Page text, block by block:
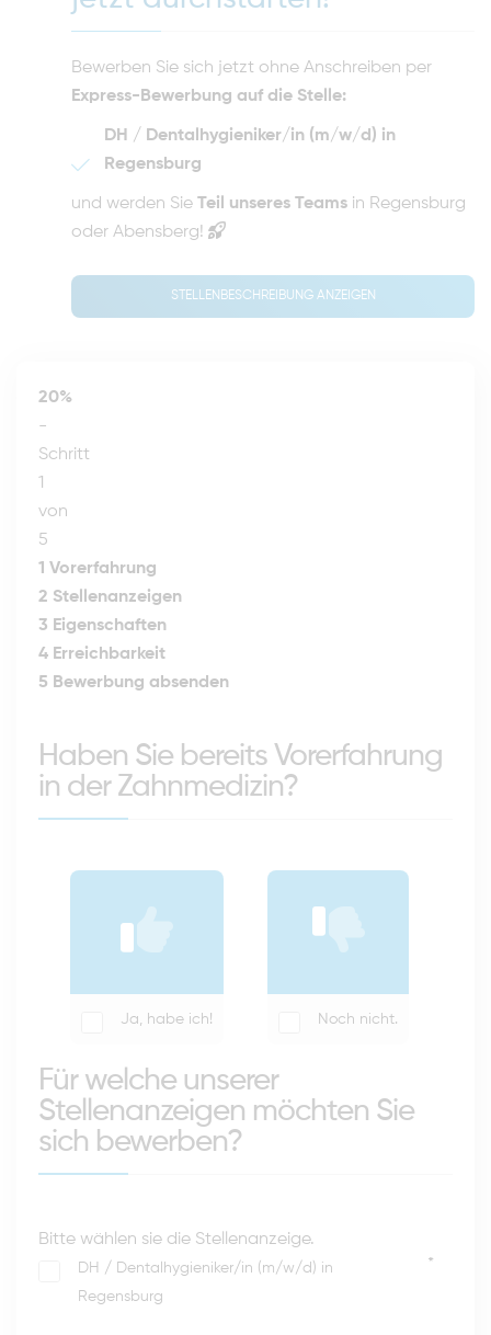
Bewerben Sie sich jetzt ohne Anschreiben per
Express-Bewerbung auf die Stelle:
DH / Dentalhygieniker/in (m/w/d) in
Regensburg
und werden Sie Teil unseres Teams in Regensburg
oder Abensberg!
STELLENBESCHREIBUNG ANZEIGEN
20%
-
Schritt
1
von
5
1 Vorerfahrung
2 Stellenanzeigen
3 Eigenschaften
4 Erreichbarkeit
5 Bewerbung absenden
Haben Sie bereits Vorerfahrung
in der Zahnmedizin?
Ja, habe ich! Noch nicht.
Für welche unserer
Stellenanzeigen möchten Sie
sich bewerben?
Bitte wählen sie die Stellenanzeige.
DH / Dentalhygieniker/in (m/w/d) in
Regensburg
*